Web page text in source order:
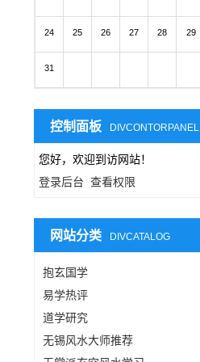
24 25 26 27 28 29
31
控制面板 DIVCONTORPANEL
您好，欢迎到访网站！
登录后台 查看权限
网站分类 DIVCATALOG
抱玄国学
易学热评
道学研究
无锡风水大师推荐